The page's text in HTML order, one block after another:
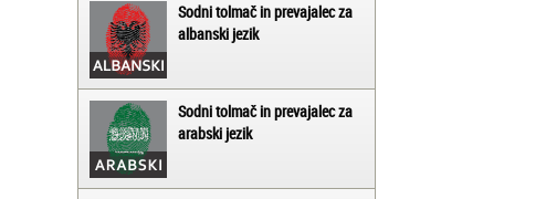
Sodni tolmač in prevajalec za
albanski jezik
Sodni tolmač in prevajalec za
arabski jezik